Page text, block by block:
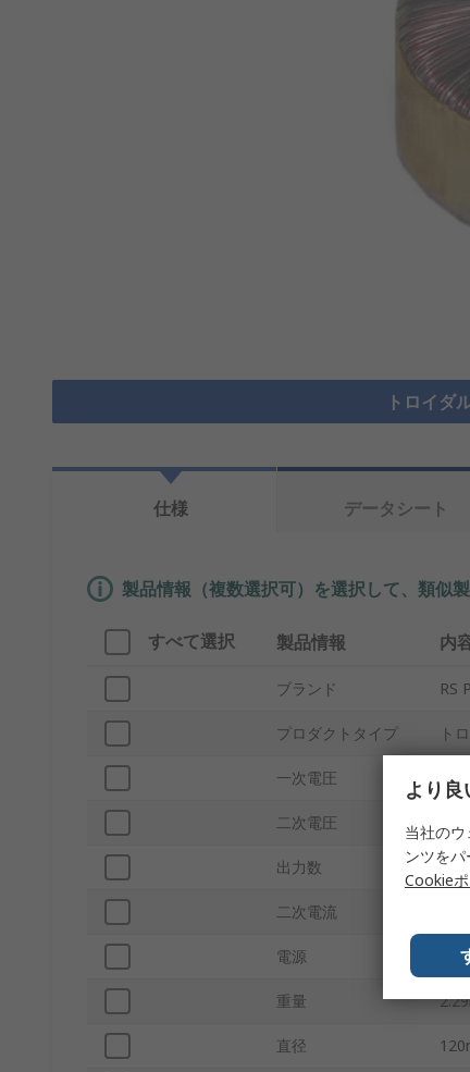
トロイダ
仕様 データシート
製品情報（複数選択可）を選択して、類似製
すべて選択 製品情報 内
ブランド RS
プロダクトタイプ ト
一次電圧
二次電圧 2 x
出力数 2
二次電流
電源
重量
直径
より
当社の
ンツを
Cookie